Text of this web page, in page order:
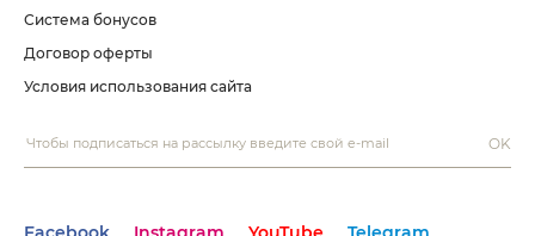
Система бонусов
Договор оферты
Условия использования сайта
OK